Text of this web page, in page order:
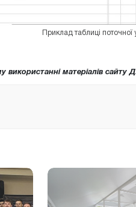
Приклад таблиці
матеріалів сайту